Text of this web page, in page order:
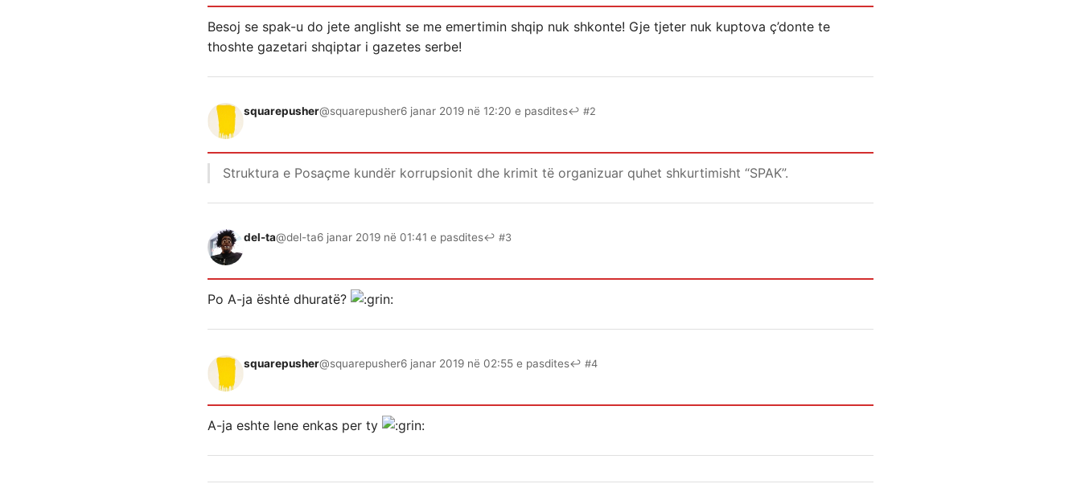
Besoj se spak-u do jete anglisht se me emertimin shqip nuk shkonte! Gje tjeter nuk kuptova ç’donte te
thoshte gazetari shqiptar i gazetes serbe!
squarepusher@squarepusher6 janar 2019 në 12:20 e pasdites↩ #2
Struktura e Posaçme kundër korrupsionit dhe krimit të organizuar quhet shkurtimisht “SPAK”.
del-ta@del-ta6 janar 2019 në 01:41 e pasdites↩ #3
Po A-ja ështė dhuratë?
squarepusher@squarepusher6 janar 2019 në 02:55 e pasdites↩ #4
A-ja eshte lene enkas per ty